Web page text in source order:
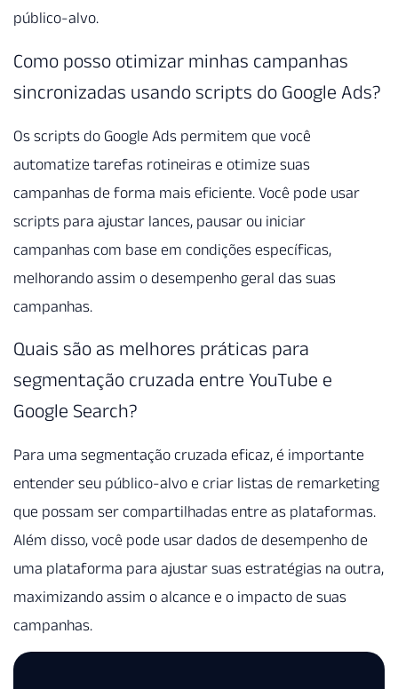
público-alvo.
Como posso otimizar minhas campanhas
sincronizadas usando scripts do Google Ads?
Os scripts do Google Ads permitem que você
automatize tarefas rotineiras e otimize suas
campanhas de forma mais eficiente. Você pode usar
scripts para ajustar lances, pausar ou iniciar
campanhas com base em condições específicas,
melhorando assim o desempenho geral das suas
campanhas.
Quais são as melhores práticas para
segmentação cruzada entre YouTube e
Google Search?
Para uma segmentação cruzada eficaz, é importante
entender seu público-alvo e criar listas de remarketing
que possam ser compartilhadas entre as plataformas.
Além disso, você pode usar dados de desempenho de
uma plataforma para ajustar suas estratégias na outra,
maximizando assim o alcance e o impacto de suas
campanhas.